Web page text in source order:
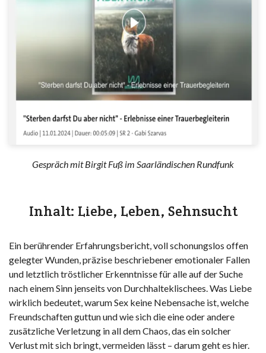
Gespräch mit Birgit Fuß im Saarländischen Rundfunk
Inhalt: Liebe, Leben, Sehnsucht
Ein berührender Erfahrungsbericht, voll schonungslos offen
gelegter Wunden, präzise beschriebener emotionaler Fallen
und letztlich tröstlicher Erkenntnisse für alle auf der Suche
nach einem Sinn jenseits von Durchhalteklischees. Was Liebe
wirklich bedeutet, warum Sex keine Nebensache ist, welche
Freundschaften guttun und wie sich die eine oder andere
zusätzliche Verletzung in all dem Chaos, das ein solcher
Verlust mit sich bringt, vermeiden lässt – darum geht es hier.